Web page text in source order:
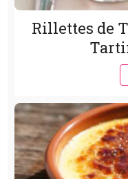
Rillettes de